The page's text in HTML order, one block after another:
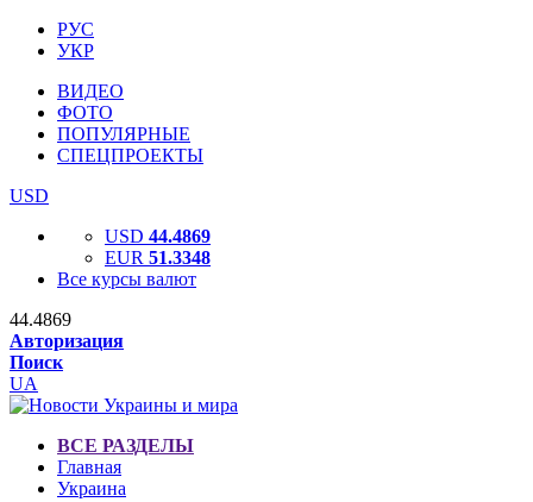
РУС
УКР
ВИДЕО
ФОТО
ПОПУЛЯРНЫЕ
СПЕЦПРОЕКТЫ
USD
USD 44.4869
EUR 51.3348
Все курсы валют
44.4869
Авторизация
Поиск
UA
ВСЕ РАЗДЕЛЫ
Главная
Украина